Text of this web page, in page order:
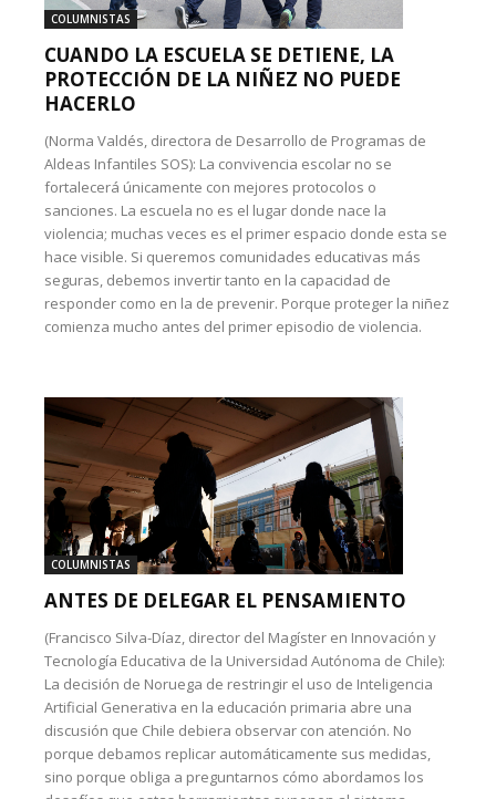
COLUMNISTAS
CUANDO LA ESCUELA SE DETIENE, LA
PROTECCIÓN DE LA NIÑEZ NO PUEDE
HACERLO
(Norma Valdés, directora de Desarrollo de Programas de
Aldeas Infantiles SOS): La convivencia escolar no se
fortalecerá únicamente con mejores protocolos o
sanciones. La escuela no es el lugar donde nace la
violencia; muchas veces es el primer espacio donde esta se
hace visible. Si queremos comunidades educativas más
seguras, debemos invertir tanto en la capacidad de
responder como en la de prevenir. Porque proteger la niñez
comienza mucho antes del primer episodio de violencia.
COLUMNISTAS
ANTES DE DELEGAR EL PENSAMIENTO
(Francisco Silva-Díaz, director del Magíster en Innovación y
Tecnología Educativa de la Universidad Autónoma de Chile):
La decisión de Noruega de restringir el uso de Inteligencia
Artificial Generativa en la educación primaria abre una
discusión que Chile debiera observar con atención. No
porque debamos replicar automáticamente sus medidas,
sino porque obliga a preguntarnos cómo abordamos los